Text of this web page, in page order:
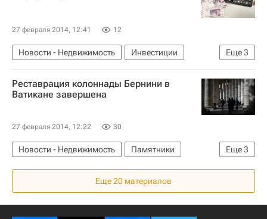
27 февраля 2014, 12:41 12
Еще3
Новости - Недвижимость
Инвестиции
Инфраструктура
Московская область (Подмосковье)
Реставрация колоннады Бернини в
Ватикане завершена
27 февраля 2014, 12:22 30
Еще3
Новости - Недвижимость
Памятники
Реставрация
Ватикан
Городская среда
Еще 20 материалов